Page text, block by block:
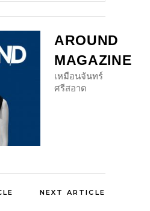
AROUND
MAGAZINE
เหมือนจันทร์
ศรีสอาด
NEXT ARTICLE